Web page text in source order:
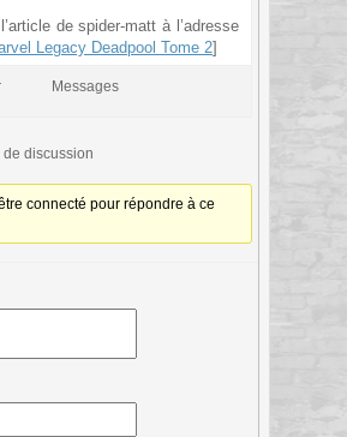
de spider-matt à l’adresse
Legacy Deadpool Tome 2]
Messages
de discussion
connecté pour répondre à ce